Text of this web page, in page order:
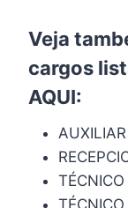
Veja
cargos
AQUI:
TÉCNICO